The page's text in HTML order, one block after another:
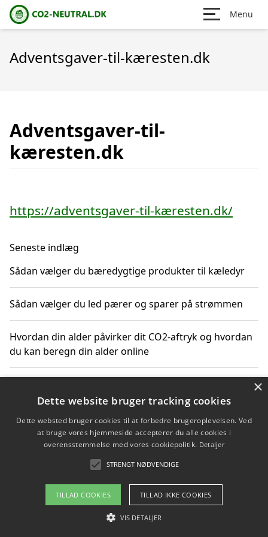
Menu
Adventsgaver-til-kæresten.dk
Adventsgaver-til-
kæresten.dk
https://adventsgaver-til-kæresten.dk/
Seneste indlæg
Sådan vælger du bæredygtige produkter til kæledyr
Sådan vælger du led pærer og sparer på strømmen
Hvordan din alder påvirker dit CO2-aftryk og hvordan
du kan beregn din alder online
fornuft
Sådan kan du handle bæredygtigt og bestil med
Copyright 2026 - Pilanto Aps
Om / kontakt
Blog Betingelser
×
Dette website bruger tracking cookies
Dette websted bruger cookies til at forbedre brugeroplevelsen. Ved
at bruge vores hjemmeside accepterer du alle cookies i
overensstemmelse med vores cookiepolitik. Detaljer
STRENGT NØDVENDIGE
TILLAD COOKIES TILLAD IKKE COOKIES
VIS DETALJER